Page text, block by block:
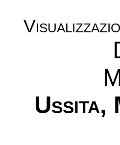
Ussita,